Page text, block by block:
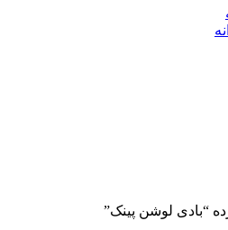
“بادی لوشن پینک”